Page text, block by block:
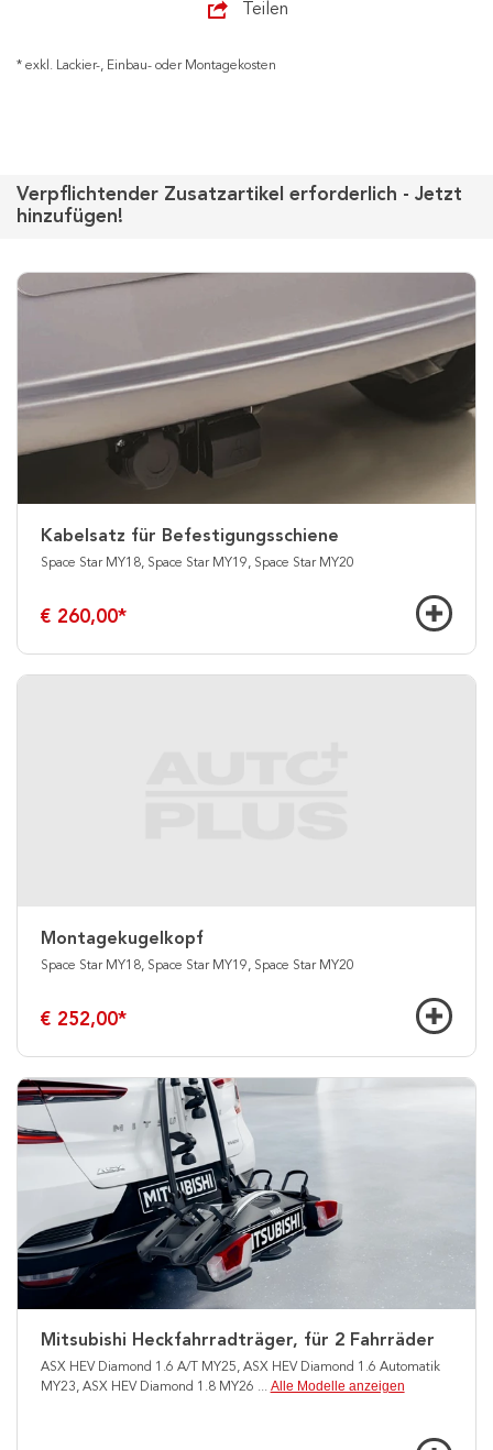
Teilen
* exkl. Lackier-, Einbau- oder Montagekosten
Verpflichtender Zusatzartikel erforderlich - Jetzt
hinzufügen!
Kabelsatz für Befestigungsschiene
Space Star MY18, Space Star MY19, Space Star MY20
€ 260,00*
Montagekugelkopf
Space Star MY18, Space Star MY19, Space Star MY20
€ 252,00*
Mitsubishi Heckfahrradträger, für 2 Fahrräder
ASX HEV Diamond 1.6 A/T MY25, ASX HEV Diamond 1.6 Automatik
MY23, ASX HEV Diamond 1.8 MY26 ... Alle Modelle anzeigen